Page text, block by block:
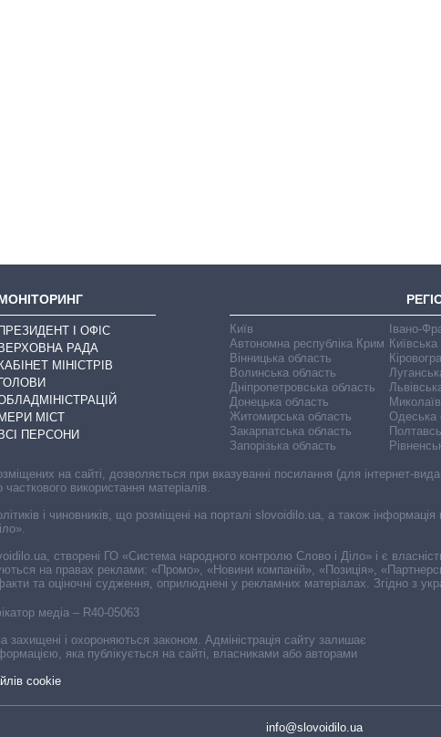
ПРЕЗИДЕНТ І ОФІС
ВЕРХОВНА РАДА
КАБІНЕТ МІНІСТРІВ
ГОЛОВИ
МЕРИ МІСТ
ВСІ ПЕРСОНИ
Київ
Автономна республіка Крим
Вінницька область
Волинська область
Дніпропетровська область
Донецька область
Житомирська область
Закарпатська область
Запорізька область
Івано-
Одеська
медіа – R40-05063
захищені і охороняються законом. Адміністрація сайту залишає
яка публікується на сайті, власниками або авторами
cookie
info@slovoidilo.ua
на сайті, дозволяється при вказуванні посилання (для інтернет-
використання матеріалів.
і чиновників, що розміщені на порталі slovoidilo.ua, а також
створені ГО «Система народного контролю Слово і Діло» і є
на правах реклами: «Промо», «Новини компаній», «Позиція»,
та оціночні судження, оприлюднені у рекламних матеріалах. Згідно з